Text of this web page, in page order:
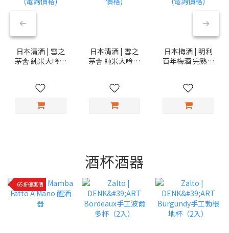
日本清酒 | 雪之
茅舎 純米大吟釀
日本清酒 | 雪之
茅舎 純米大吟釀
日本梅酒 | 明利
百年梅酒 完熟濁
酒杯酒器
65折優惠價